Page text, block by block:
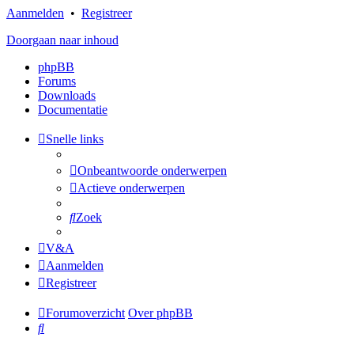
Aanmelden • Registreer
Doorgaan naar inhoud
phpBB
Forums
Downloads
Documentatie
Snelle links
Onbeantwoorde onderwerpen
Actieve onderwerpen
Zoek
V&A
Aanmelden
Registreer
Forumoverzicht Over phpBB
Zoek